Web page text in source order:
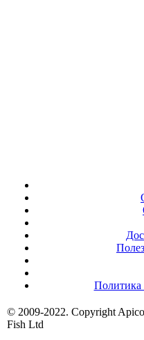
Политика
© 2009-2022. Copyright Apico
Fish Ltd